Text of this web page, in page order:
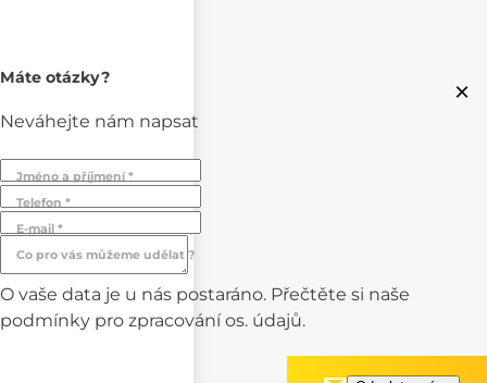
×
Máte otázky?
Neváhejte nám napsat
Jméno a příjmení *
Telefon *
E-mail *
Co pro vás můžeme udělat ?
O vaše data je u nás postaráno. Přečtěte si naše
podmínky pro zpracování os. údajů.